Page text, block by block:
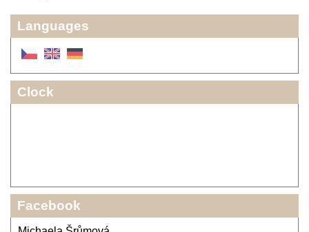
Languages
Clock
Facebook